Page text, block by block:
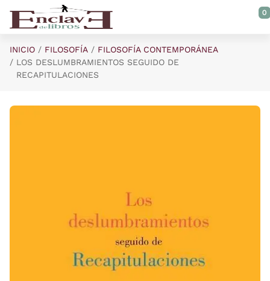
Saltar al contenido principal
0
INICIO FILOSOFÍA
FILOSOFÍA CONTEMPORÁNEA
LOS DESLUMBRAMIENTOS SEGUIDO DE
RECAPITULACIONES